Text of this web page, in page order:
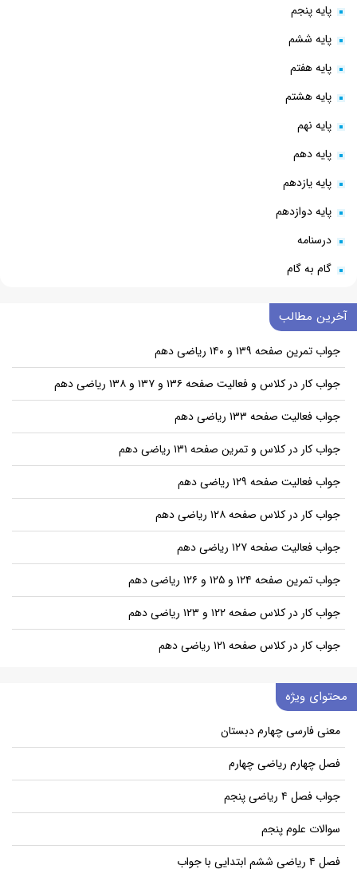
پایه پنجم
پایه ششم
پایه هفتم
پایه هشتم
پایه نهم
پایه دهم
پایه یازدهم
پایه دوازدهم
درسنامه
گام به گام
آخرین مطالب
جواب تمرین صفحه ۱۳۹ و ۱۴۰ ریاضی دهم
جواب کار در کلاس و فعالیت صفحه ۱۳۶ و ۱۳۷ و ۱۳۸ ریاضی دهم
جواب فعالیت صفحه ۱۳۳ ریاضی دهم
جواب کار در کلاس و تمرین صفحه ۱۳۱ ریاضی دهم
جواب فعالیت صفحه ۱۲۹ ریاضی دهم
جواب کار در کلاس صفحه ۱۲۸ ریاضی دهم
جواب فعالیت صفحه ۱۲۷ ریاضی دهم
جواب تمرین صفحه ۱۲۴ و ۱۲۵ و ۱۲۶ ریاضی دهم
جواب کار در کلاس صفحه ۱۲۲ و ۱۲۳ ریاضی دهم
جواب کار در کلاس صفحه ۱۲۱ ریاضی دهم
محتوای ویژه
معنی فارسی چهارم دبستان
فصل چهارم ریاضی چهارم
جواب فصل ۴ ریاضی پنجم
سوالات علوم پنجم
فصل ۴ ریاضی ششم ابتدایی با جواب